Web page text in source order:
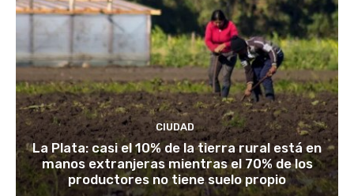
CIUDAD
La Plata: casi el 10% de la tierra rural está en
manos extranjeras mientras el 70% de los
productores no tiene suelo propio